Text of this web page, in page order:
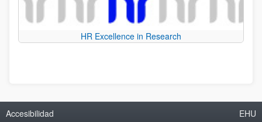
HR Excellence in Research
Accesibilidad EHU